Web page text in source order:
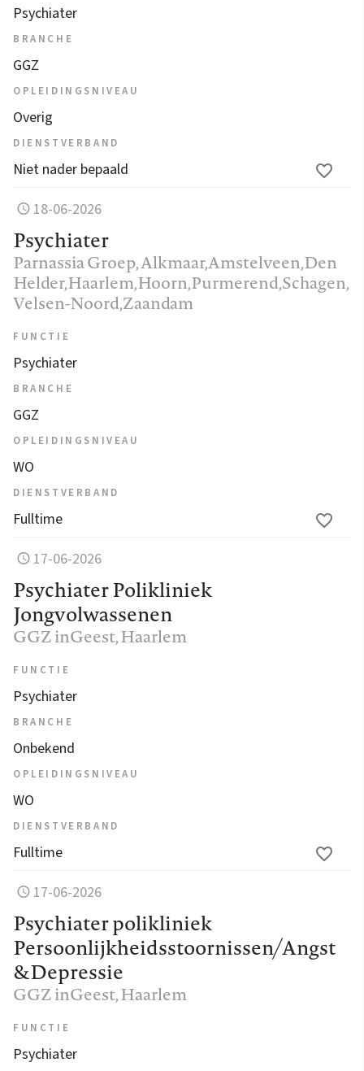
Psychiater
BRANCHE
GGZ
OPLEIDINGSNIVEAU
Overig
DIENSTVERBAND
Niet nader bepaald
18-06-2026
Psychiater
Parnassia Groep, Alkmaar,Amstelveen,Den
Helder,Haarlem,Hoorn,Purmerend,Schagen,
Velsen-Noord,Zaandam
FUNCTIE
Psychiater
BRANCHE
GGZ
OPLEIDINGSNIVEAU
WO
DIENSTVERBAND
Fulltime
17-06-2026
Psychiater Polikliniek
Jongvolwassenen
GGZ inGeest, Haarlem
FUNCTIE
Psychiater
BRANCHE
Onbekend
OPLEIDINGSNIVEAU
WO
DIENSTVERBAND
Fulltime
17-06-2026
Psychiater polikliniek
Persoonlijkheidsstoornissen/Angst
&Depressie
GGZ inGeest, Haarlem
FUNCTIE
Psychiater